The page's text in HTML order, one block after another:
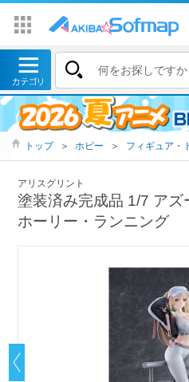
トップ ＞ ホビー ＞ フィギュア・
アリスグリント
塗装済み完成品 1/7 ア
ホーリー・ランニング